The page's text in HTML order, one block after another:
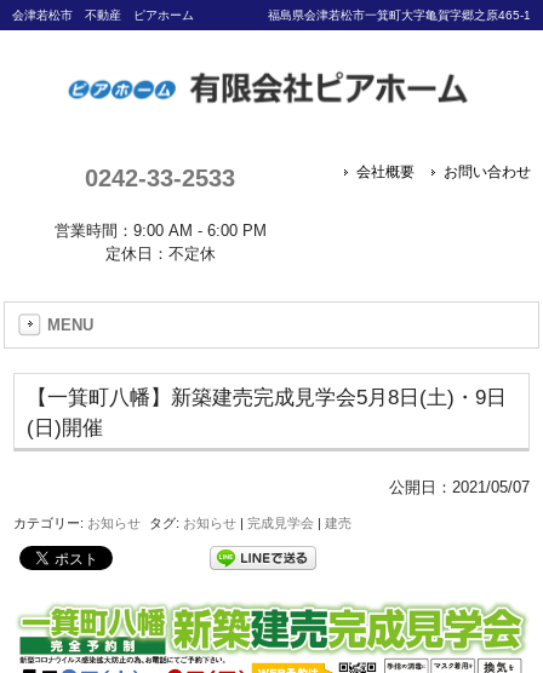
会津若松市 不動産 ピアホーム 福島県会津若松市一箕町大字亀賀字郷之原465-1
0242-33-2533
営業時間：9:00 AM - 6:00 PM
定休日：不定休
会社概要 お問い合わせ
MENU
【一箕町八幡】新築建売完成見学会5月8日(土)・9日
(日)開催
公開日： 2021/05/07
カテゴリー: お知らせ タグ: お知らせ |完成見学会 |建売